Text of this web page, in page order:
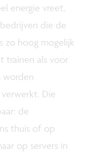
energie vreet,
die de
zo hoog mogelijk
trainen als voor
worden
Die
de
thuis of op
op servers in